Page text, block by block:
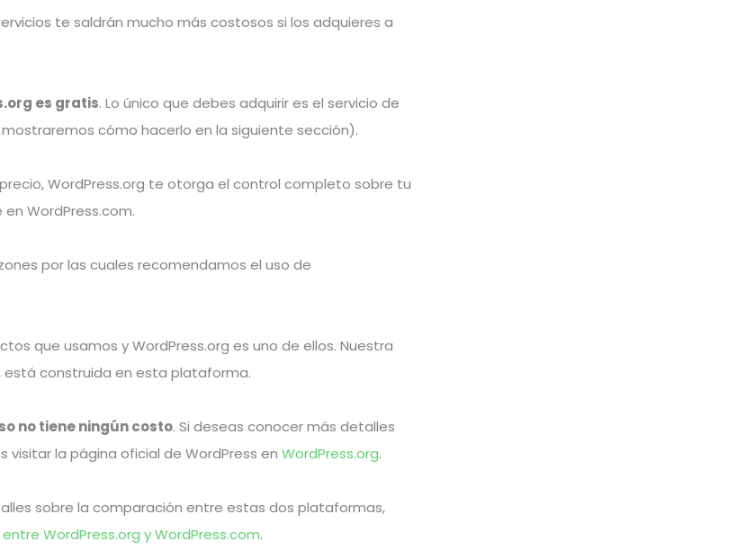
te saldrán mucho más costosos si los adquieres a
es gratis. Lo único que debes adquirir es el servicio de
cómo hacerlo en la siguiente sección).
WordPress.org te otorga el control completo sobre tu
WordPress.com.
por las cuales recomendamos el uso de
que usamos y WordPress.org es uno de ellos. Nuestra
está construida en esta plataforma.
no tiene ningún costo. Si deseas conocer más detalles
la página oficial de WordPress en WordPress.org.
sobre la comparación entre estas dos plataformas,
WordPress.org y WordPress.com.